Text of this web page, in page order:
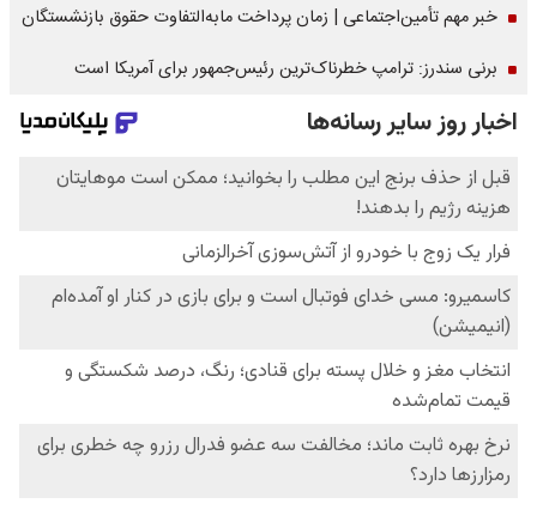
خبر مهم تأمین‌اجتماعی | زمان پرداخت مابه‌التفاوت حقوق بازنشستگان
برنی سندرز: ترامپ خطرناک‌ترین رئیس‌جمهور برای آمریکا است